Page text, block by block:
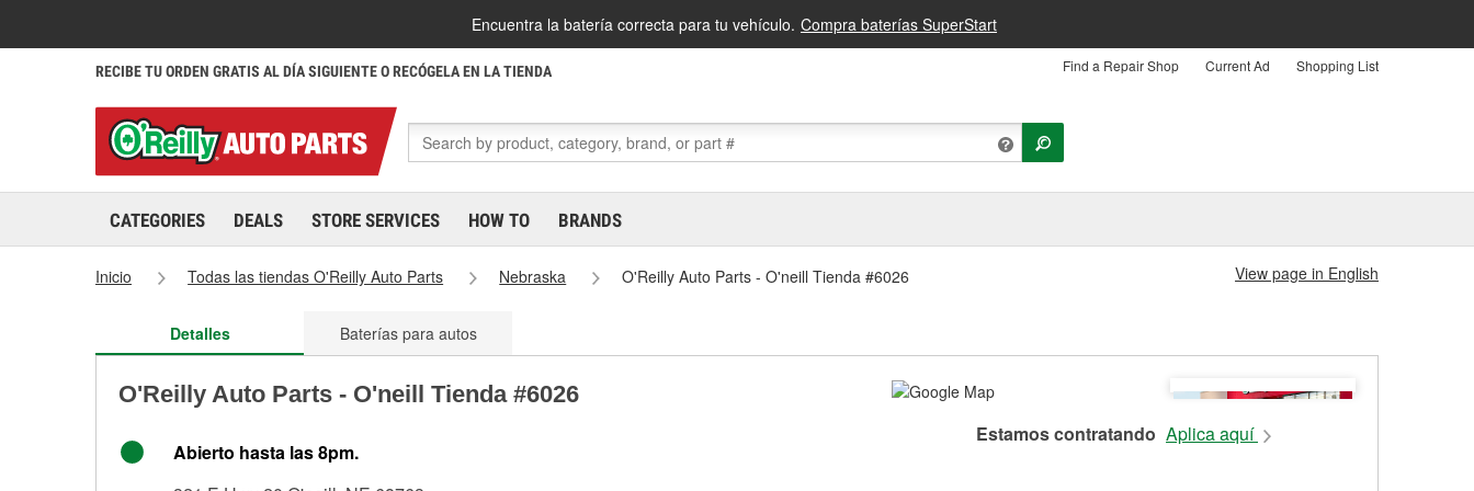
Encuentra la batería correcta para tu vehículo. Compra baterías SuperStart
RECIBE TU ORDEN GRATIS AL DÍA SIGUIENTE O RECÓGELA EN LA TIENDA Find a Repair Shop Current Ad Shopping List
CATEGORIES DEALS STORE SERVICES HOW TO BRANDS
Inicio Todas las tiendas O'Reilly Auto Parts Nebraska O'Reilly Auto Parts - O'neill Tienda #6026 View page in English
Detalles Baterías para autos
O'Reilly Auto Parts - O'neill Tienda #6026
Abierto hasta las 8pm.
Estamos contratando Aplica aquí